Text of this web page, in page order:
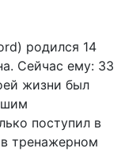
родился 14
Сейчас ему: 33
жизни был
поступил в
тренажерном